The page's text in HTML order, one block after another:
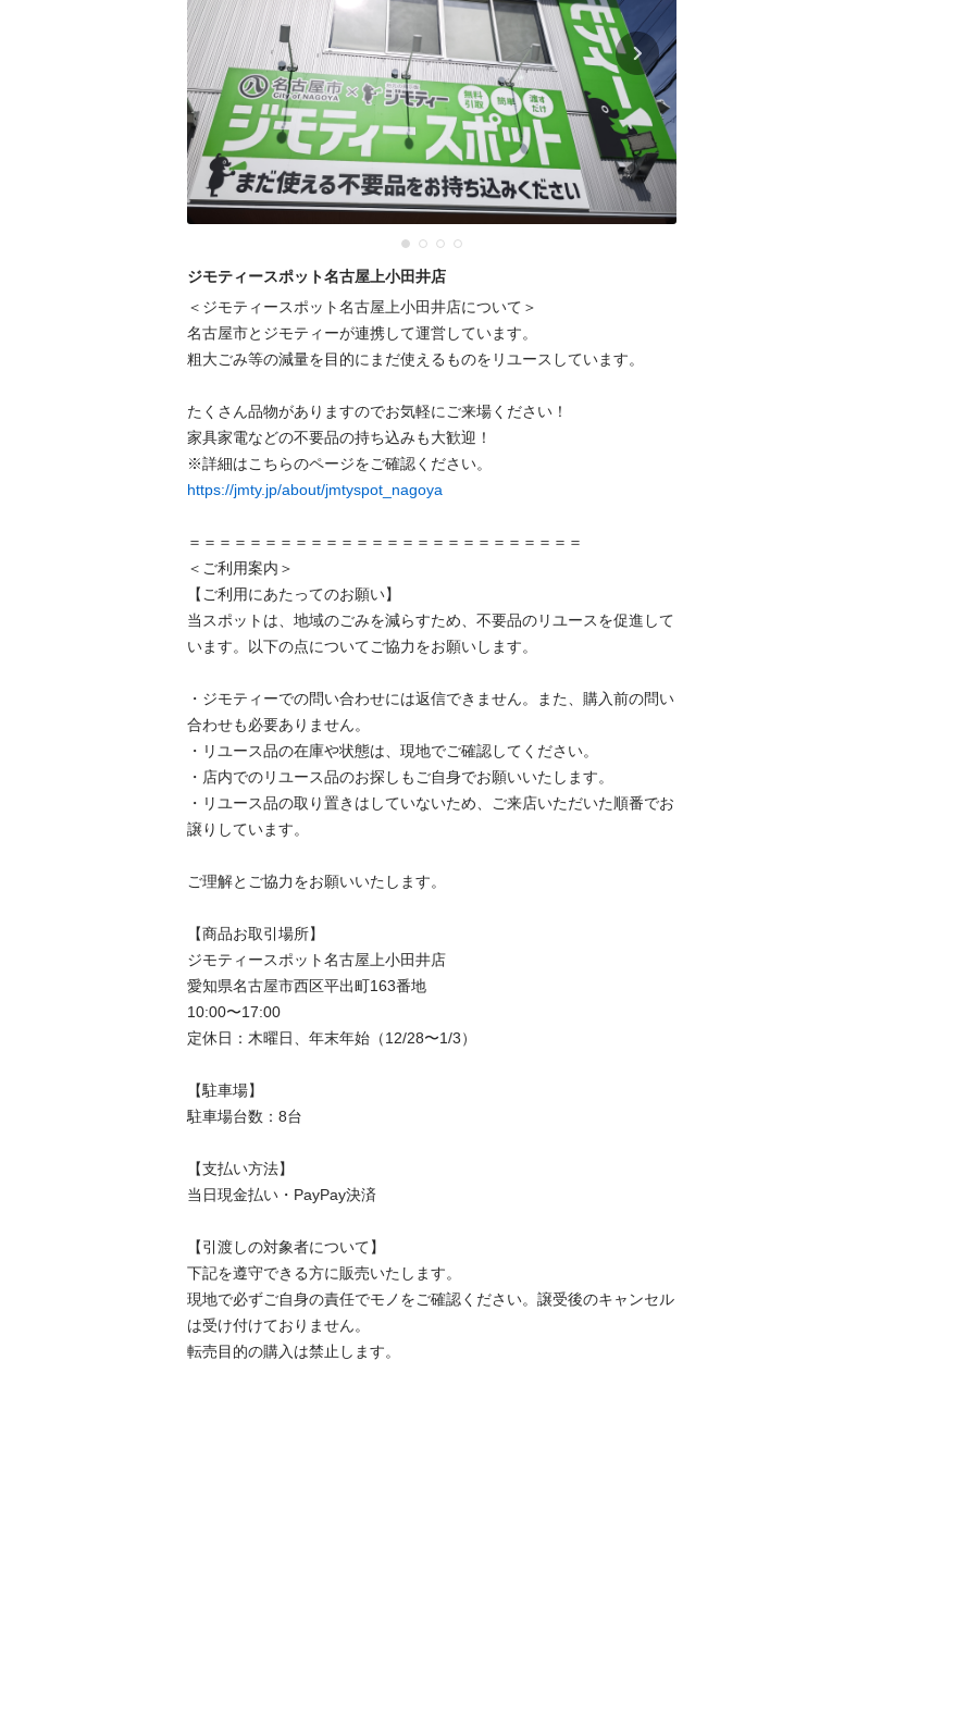
ジモティースポット名古屋上小田井店
＜ジモティースポット名古屋上小田井店について＞
名古屋市とジモティーが連携して運営しています。
粗⼤ごみ等の減量を⽬的にまだ使えるものをリユースしています。
たくさん品物がありますのでお気軽にご来場ください！
家具家電などの不要品の持ち込みも大歓迎！
https://jmty.jp/about/jmtyspot_nagoya
＝＝＝＝＝＝＝＝＝＝＝＝＝＝＝＝＝＝＝＝＝＝＝＝＝＝
＜ご利用案内＞
【ご利用にあたってのお願い】
当スポットは、地域のごみを減らすため、不要品のリユースを促進して
います。以下の点についてご協力をお願いします。
・ジモティーでの問い合わせには返信できません。また、購入前の問い
合わせも必要ありません。
・リユース品の在庫や状態は、現地でご確認してください。
・店内でのリユース品のお探しもご自身でお願いいたします。
・リユース品の取り置きはしていないため、ご来店いただいた順番でお
譲りしています。
ご理解とご協力をお願いいたします。
【商品お取引場所】
ジモティースポット名古屋上小田井店
愛知県名古屋市西区平出町163番地
10:00〜17:00
定休日：木曜日、年末年始（12/28〜1/3）
【駐⾞場】
駐車場台数：8台
【⽀払い⽅法】
当日現金払い・PayPay決済
【引渡しの対象者について】
下記を遵守できる⽅に販売いたします。
現地で必ずご⾃⾝の責任でモノをご確認ください。譲受後のキャンセル
は受け付けておりません。
転売⽬的の購⼊は禁⽌します。